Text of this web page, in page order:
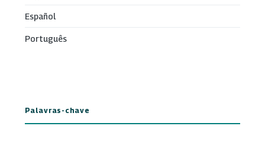
Español
Português
Palavras-chave